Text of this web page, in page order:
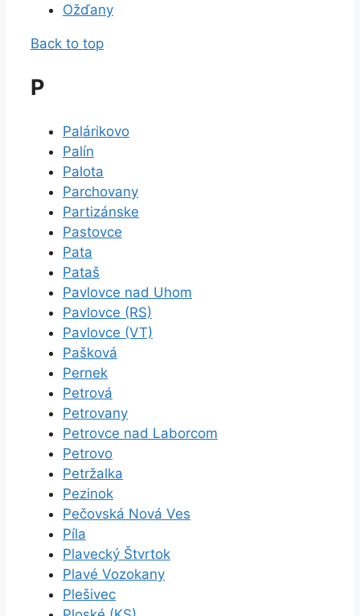
Ožďany
Back to top
P
Palárikovo
Palín
Palota
Parchovany
Partizánske
Pastovce
Pata
Pataš
Pavlovce nad Uhom
Pavlovce (RS)
Pavlovce (VT)
Pašková
Pernek
Petrová
Petrovany
Petrovce nad Laborcom
Petrovo
Petržalka
Pezinok
Pečovská Nová Ves
Píla
Plavecký Štvrtok
Plavé Vozokany
Plešivec